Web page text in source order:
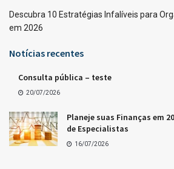
Descubra 10 Estratégias Infalíveis para
em 2026
Notícias recentes
Consulta pública – teste
20/07/2026
Planeje suas Finanças em
de Especialistas
16/07/2026